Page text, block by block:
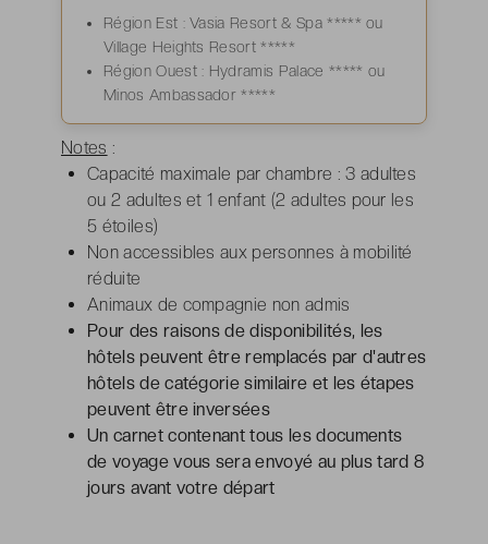
Région Est : Vasia Resort & Spa ***** ou
Village Heights Resort *****
Région Ouest : Hydramis Palace ***** ou
Minos Ambassador *****
Notes :
Capacité maximale par chambre : 3 adultes
ou 2 adultes et 1 enfant (2 adultes pour les
5 étoiles)
Non accessibles aux personnes à mobilité
réduite
Animaux de compagnie non admis
Pour des raisons de disponibilités, les
hôtels peuvent être remplacés par d'autres
hôtels de catégorie similaire et les étapes
peuvent être inversées
Un carnet contenant tous les documents
de voyage vous sera envoyé au plus tard 8
jours avant votre départ